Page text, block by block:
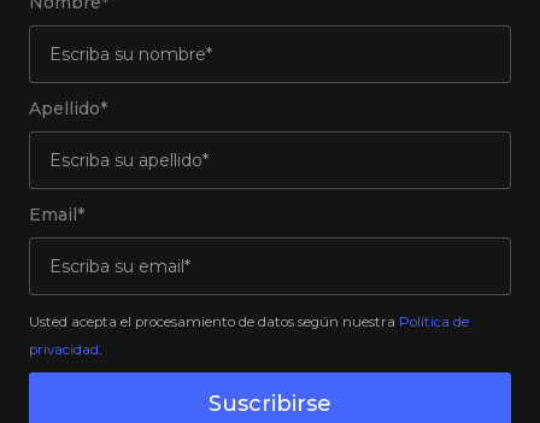
Apellido*
Email*
Usted acepta el procesamiento de datos según nuestra Política de
privacidad
Suscribirse